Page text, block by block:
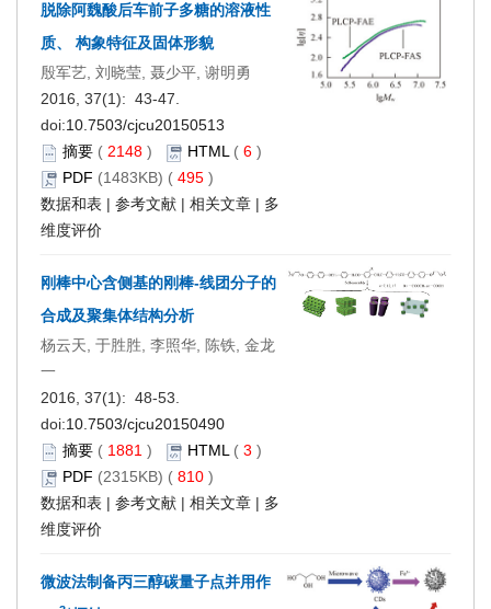
脱除阿魏酸后车前子多糖的溶液性
质、 构象特征及固体形貌
殷军艺, 刘晓莹, 聂少平, 谢明勇
2016, 37(1): 43-47.
doi:10.7503/cjcu20150513
摘要 ( 2148 ) HTML( 6 )
PDF (1483KB) ( 495 )
数据和表 | 参考文献 | 相关文章 | 多
维度评价
刚棒中心含侧基的刚棒-线团分子的
合成及聚集体结构分析
杨云天, 于胜胜, 李照华, 陈铁, 金龙
一
2016, 37(1): 48-53.
doi:10.7503/cjcu20150490
摘要 ( 1881 ) HTML( 3 )
PDF (2315KB) ( 810 )
数据和表 | 参考文献 | 相关文章 | 多
维度评价
微波法制备丙三醇碳量子点并用作